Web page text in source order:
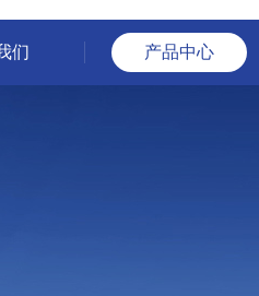
们 产品中心